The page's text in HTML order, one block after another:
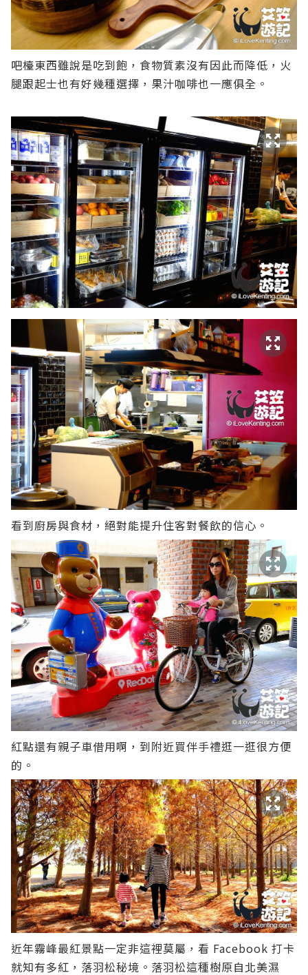
吧檯東西雖說是吃到飽，食物質素沒有因此而降低，火
腿跟起士也有好幾種選擇，果汁咖啡也一應俱全。
看到廚房與食材，絕對能提升住客對餐飲的信心。
紅點還有親子車借用啊，到附近買伴手禮逛一逛很方便
的。
近年霧峰最紅景點一定非這裡莫屬，看 Facebook 打卡
就知有多紅，落羽松秘境。落羽松這種樹原自北美濕